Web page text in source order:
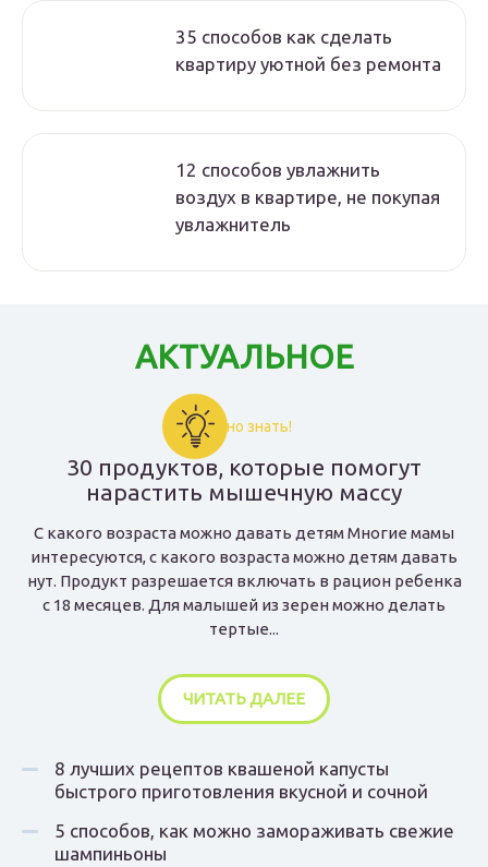
35 способов как сделать
квартиру уютной без ремонта
12 способов увлажнить
воздух в квартире, не покупая
увлажнитель
АКТУАЛЬНОЕ
Важно знать!
30 продуктов, которые помогут
нарастить мышечную массу
С какого возраста можно давать детям Многие мамы
интересуются, с какого возраста можно детям давать
нут. Продукт разрешается включать в рацион ребенка
с 18 месяцев. Для малышей из зерен можно делать
тертые...
ЧИТАТЬ ДАЛЕЕ
8 лучших рецептов квашеной капусты
быстрого приготовления вкусной и сочной
5 способов, как можно замораживать свежие
шампиньоны